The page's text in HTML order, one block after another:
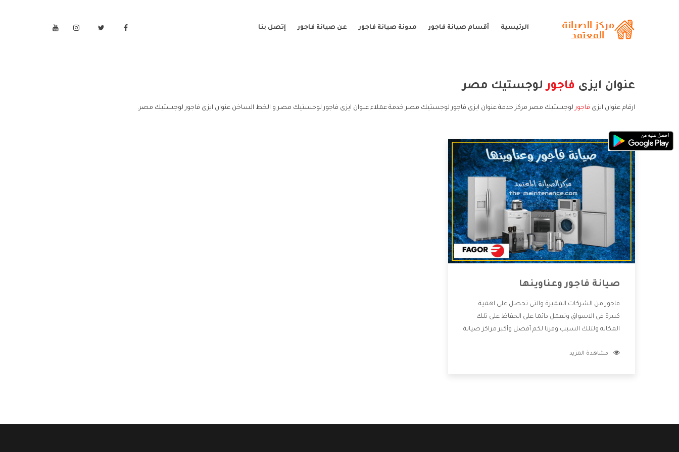
الرئيسية أقسام صيانة فاجور مدونة صيانة فاجور عن صيانة فاجور إتصل بنا
عنوان ايزى فاجورلوجستيك مصر
ارقام عنوان ايزى فاجور لوجستيك مصر مركز خدمة عنوان ايزى فاجور لوجستيك مصر خدمة عملاء عنوان ايزى فاجور لوجستيك مصر و الخط الساخن عنوان ايزى فاجور لوجستيك مصر.
صيانة فاجور وعناوينها
فاجور من الشركات المميزة والتى تحصل على اهمية
كبيرة فى الاسواق وتعمل دائما على الحفاظ على تلك
المكانه ولتلك السبب وفرنا لكم أفضل وأكبر مراكز صيانة
ويستطيع القيام بتصليح جميع المنتجات دون اى ازعاج
مشاهدة المزيد